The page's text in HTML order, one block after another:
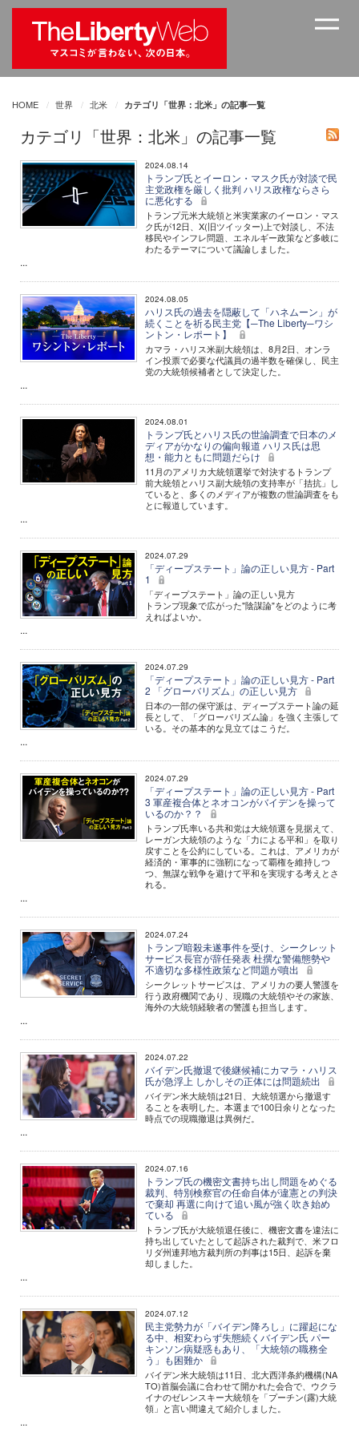
HOME 世界 北米 カテゴリ「世界：北米」の記事一覧
カテゴリ「世界：北米」の記事一覧
2024.08.14
トランプ氏とイーロン・マスク氏が対談で民
主党政権を厳しく批判 ハリス政権ならさら
に悪化する
トランプ元米大統領と米実業家のイーロン・マス
ク氏が12日、X(旧ツイッター)上で対談し、不法
移民やインフレ問題、エネルギー政策など多岐に
わたるテーマについて議論しました。
...
2024.08.05
ハリス氏の過去を隠蔽して「ハネムーン」が
続くことを祈る民主党【─The Liberty─ワシ
ントン・レポート】
カマラ・ハリス米副大統領は、8月2日、オンラ
イン投票で必要な代議員の過半数を確保し、民主
党の大統領候補者として決定した。
...
2024.08.01
トランプ氏とハリス氏の世論調査で日本のメ
ディアがかなりの偏向報道 ハリス氏は思
想・能力ともに問題だらけ
11月のアメリカ大統領選挙で対決するトランプ
前大統領とハリス副大統領の支持率が「拮抗」し
ていると、多くのメディアが複数の世論調査をも
とに報道しています。
...
2024.07.29
「ディープステート」論の正しい見方 - Part
1
「ディープステート」論の正しい見方
トランプ現象で広がった"陰謀論"をどのように考
えればよいか。
...
2024.07.29
「ディープステート」論の正しい見方 - Part
2 「グローバリズム」の正しい見方
日本の一部の保守派は、ディープステート論の延
長として、「グローバリズム論」を強く主張して
いる。その基本的な見立てはこうだ。
...
2024.07.29
「ディープステート」論の正しい見方 - Part
3 軍産複合体とネオコンがバイデンを操って
いるのか？？
トランプ氏率いる共和党は大統領選を見据えて、
レーガン大統領のような「力による平和」を取り
戻すことを公約にしている。これは、アメリカが
経済的・軍事的に強靭になって覇権を維持しつ
つ、無謀な戦争を避けて平和を実現する考えとさ
れる。
...
2024.07.24
トランプ暗殺未遂事件を受け、シークレット
サービス長官が辞任発表 杜撰な警備態勢や
不適切な多様性政策など問題が噴出
シークレットサービスは、アメリカの要人警護を
行う政府機関であり、現職の大統領やその家族、
海外の大統領経験者の警護も担当します。
...
2024.07.22
バイデン氏撤退で後継候補にカマラ・ハリス
氏が急浮上 しかしその正体には問題続出
バイデン米大統領は21日、大統領選から撤退す
ることを表明した。本選まで100日余りとなった
時点での現職撤退は異例だ。
...
2024.07.16
トランプ氏の機密文書持ち出し問題をめぐる
裁判、特別検察官の任命自体が違憲との判決
で棄却 再選に向けて追い風が強く吹き始め
ている
トランプ氏が大統領退任後に、機密文書を違法に
持ち出していたとして起訴された裁判で、米フロ
リダ州連邦地方裁判所の判事は15日、起訴を棄
却しました。
...
2024.07.12
民主党勢力が「バイデン降ろし」に躍起にな
る中、相変わらず失態続くバイデン氏 パー
キンソン病疑惑もあり、「大統領の職務全
う」も困難か
バイデン米大統領は11日、北大西洋条約機構(NA
TO)首脳会議に合わせて開かれた会合で、ウクラ
イナのゼレンスキー大統領を「プーチン(露)大統
領」と言い間違えて紹介しました。
...